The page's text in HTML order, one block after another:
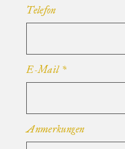
Telefon
E-Mail*
Anmerkungen